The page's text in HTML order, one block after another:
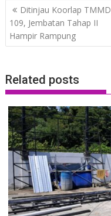
Post
navigation
Ditinjau Koorlap TMMD
109, Jembatan Tahap II
Hampir Rampung
Related posts